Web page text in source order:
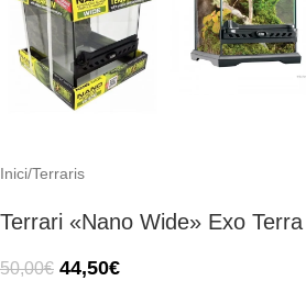
Inici/Terraris
Terrari «Nano Wide» Exo
50,00€ 44,50€